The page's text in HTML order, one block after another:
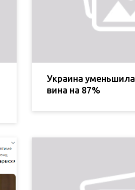
Украина уменьшила
вина на 87%